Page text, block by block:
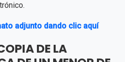
adjunto dando clic aquí
DE LA